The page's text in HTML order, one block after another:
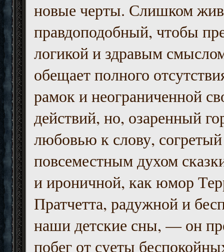
новые черты. Слишком
правдоподобный, чтобы
логикой и здравым
обещает полного
рамок и неограниченной
действий, но, озаренный
любовью к слову, согретый
повсеместным духом
и ироничной, как юмор
Пратчетта, радужной и
наши детские сны, — он
побег от суеты